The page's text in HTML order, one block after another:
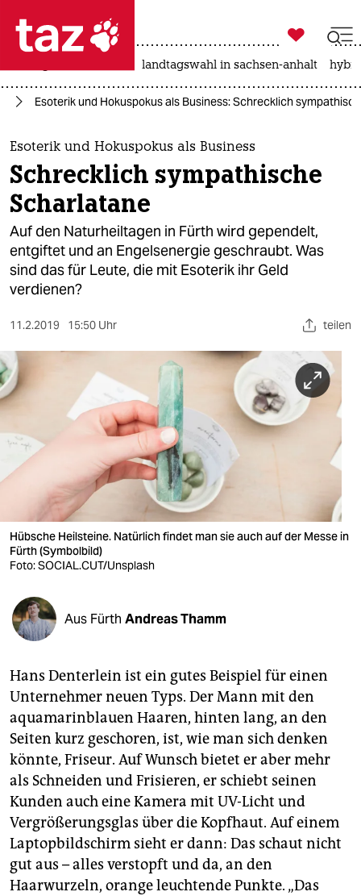
 taz zahl ich
taz zahl ich
themen
politik
öko
gesellschaft
kultur
sport
berlin
nord
wahrheit
verlag
verlag
veranstaltungen
shop
fragen & hilfe
unterstützen
genossenschaft
epaper login

taz zahl ich
landtagswahl in sachsen-anhalt
Esoterik und Hokuspokus als Business: Schrecklich
Esoterik und Hokuspokus als Business
Schrecklich sympathische
Scharlatane
Auf den Naturheiltagen in Fürth wird gependelt,
entgiftet und an Engelsenergie geschraubt. Was
sind das für Leute, die mit Esoterik ihr Geld
verdienen?
11.2.2019 15:50 Uhr teilen
Hübsche Heilsteine. Natürlich findet man sie auch auf der Messe in
Fürth (Symbolbild)
Foto: SOCIAL.CUT/Unsplash
Aus Fürth Andreas Thamm
Hans Denterlein ist ein gutes Beispiel für einen
Unternehmer neuen Typs. Der Mann mit den
aquamarinblauen Haaren, hinten lang, an den
Seiten kurz geschoren, ist, wie man sich denken
könnte, Friseur. Auf Wunsch bietet er aber mehr
als Schneiden und Frisieren, er schiebt seinen
Kunden auch eine Kamera mit UV-Licht und
Vergrößerungsglas über die Kopfhaut. Auf einem
Laptopbildschirm sieht er dann: Das schaut nicht
gut aus – alles verstopft und da, an den
Haarwurzeln, orange leuch­tende Punkte. „Das